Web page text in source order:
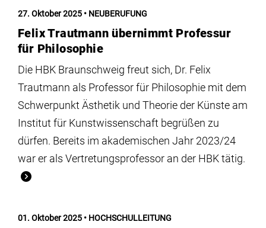
27. Oktober 2025 NEUBERUFUNG
Felix Trautmann übernimmt Professur
für Philosophie
Die HBK Braunschweig freut sich, Dr. Felix
Trautmann als Professor für Philosophie mit dem
Schwerpunkt Ästhetik und Theorie der Künste am
Institut für Kunstwissenschaft begrüßen zu
dürfen. Bereits im akademischen Jahr 2023/24
war er als Vertretungsprofessor an der HBK tätig.
01. Oktober 2025 HOCHSCHULLEITUNG